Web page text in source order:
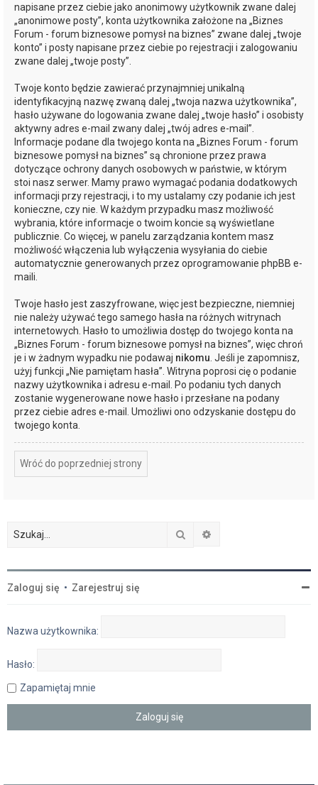
napisane przez ciebie jako anonimowy użytkownik zwane dalej
„anonimowe posty”, konta użytkownika założone na „Biznes
Forum - forum biznesowe pomysł na biznes” zwane dalej „twoje
konto” i posty napisane przez ciebie po rejestracji i zalogowaniu
zwane dalej „twoje posty”.
Twoje konto będzie zawierać przynajmniej unikalną
identyfikacyjną nazwę zwaną dalej „twoja nazwa użytkownika”,
hasło używane do logowania zwane dalej „twoje hasło” i osobisty
aktywny adres e-mail zwany dalej „twój adres e-mail”.
Informacje podane dla twojego konta na „Biznes Forum - forum
biznesowe pomysł na biznes” są chronione przez prawa
dotyczące ochrony danych osobowych w państwie, w którym
stoi nasz serwer. Mamy prawo wymagać podania dodatkowych
informacji przy rejestracji, i to my ustalamy czy podanie ich jest
konieczne, czy nie. W każdym przypadku masz możliwość
wybrania, które informacje o twoim koncie są wyświetlane
publicznie. Co więcej, w panelu zarządzania kontem masz
możliwość włączenia lub wyłączenia wysyłania do ciebie
automatycznie generowanych przez oprogramowanie phpBB e-
maili.
Twoje hasło jest zaszyfrowane, więc jest bezpieczne, niemniej
nie należy używać tego samego hasła na różnych witrynach
internetowych. Hasło to umożliwia dostęp do twojego konta na
„Biznes Forum - forum biznesowe pomysł na biznes”, więc chroń
je i w żadnym wypadku nie podawaj nikomu . Jeśli je zapomnisz,
użyj funkcji „Nie pamiętam hasła”. Witryna poprosi cię o podanie
nazwy użytkownika i adresu e-mail. Po podaniu tych danych
zostanie wygenerowane nowe hasło i przesłane na podany
przez ciebie adres e-mail. Umożliwi ono odzyskanie dostępu do
twojego konta.
Wróć do poprzedniej strony
Szukaj
Zaloguj się • Zarejestruj się
Nazwa użytkownika:
Hasło:
Zapamiętaj mnie